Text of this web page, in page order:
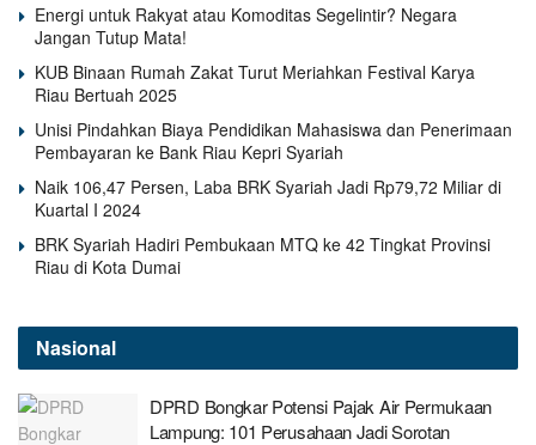
Energi untuk Rakyat atau Komoditas Segelintir? Negara
Jangan Tutup Mata!
KUB Binaan Rumah Zakat Turut Meriahkan Festival Karya
Riau Bertuah 2025
Unisi Pindahkan Biaya Pendidikan Mahasiswa dan Penerimaan
Pembayaran ke Bank Riau Kepri Syariah
Naik 106,47 Persen, Laba BRK Syariah Jadi Rp79,72 Miliar di
Kuartal I 2024
BRK Syariah Hadiri Pembukaan MTQ ke 42 Tingkat Provinsi
Riau di Kota Dumai
Nasional
DPRD Bongkar Potensi Pajak Air Permukaan
Lampung: 101 Perusahaan Jadi Sorotan